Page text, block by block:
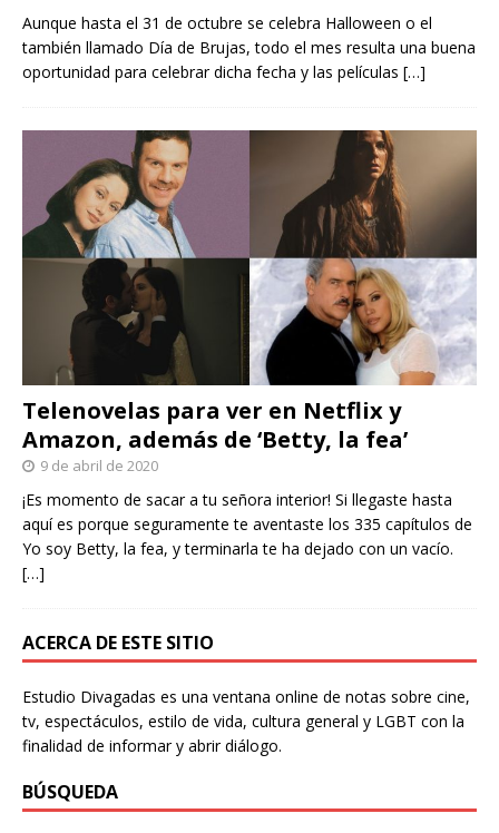
Aunque hasta el 31 de octubre se celebra Halloween o el
también llamado Día de Brujas, todo el mes resulta una buena
oportunidad para celebrar dicha fecha y las películas […]
Telenovelas para ver en Netflix y
Amazon, además de ‘Betty, la fea’
9 de abril de 2020
¡Es momento de sacar a tu señora interior! Si llegaste hasta
aquí es porque seguramente te aventaste los 335 capítulos de
Yo soy Betty, la fea, y terminarla te ha dejado con un vacío.
[…]
ACERCA DE ESTE SITIO
Estudio Divagadas es una ventana online de notas sobre cine,
tv, espectáculos, estilo de vida, cultura general y LGBT con la
finalidad de informar y abrir diálogo.
BÚSQUEDA